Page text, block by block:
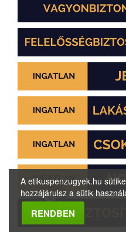
A etikuspenzugyek.hu
hozzájárulsz a sütik
RENDBEN